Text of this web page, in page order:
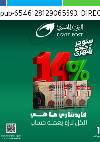
6546128129065693,